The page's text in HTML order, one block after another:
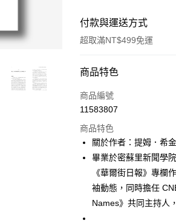
付款與運送方式
超取滿NT$499免運
付款方式
信用卡一次付款
LINE Pay
Apple Pay
街口支付
悠遊付
商品特色
商品編號
11583807
商品特色
關於作者：提姆．希
畢業於密蘇里新聞學
《華爾街日報》專欄
袖動態，同時擔任
Names》共同主持人